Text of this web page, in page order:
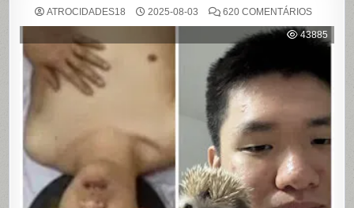
ATROCIDADES18 2025-08-03 620 COMENTÁRIOSEM
WEB:
ÚLTIMA
43885